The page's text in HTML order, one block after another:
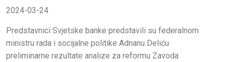
2024-03-24
Predstavnici Svjetske banke predstavili su federalnom
ministru rada i socijalne politike Adnanu Deliću
preliminarne rezultate analize za reformu Zavoda